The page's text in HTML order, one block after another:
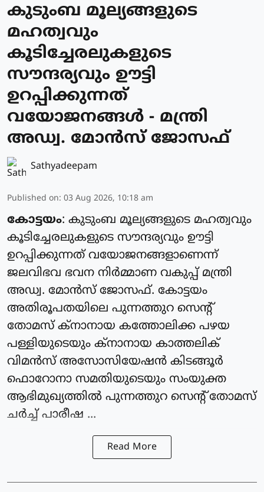
കുടുംബ മൂല്യങ്ങളുടെ
മഹത്വവും
കൂടിച്ചേരലുകളുടെ
സൗന്ദര്യവും ഊട്ടി
ഉറപ്പിക്കുന്നത്
വയോജനങ്ങള്‍ - മന്ത്രി
അഡ്വ. മോന്‍സ് ജോസഫ്
Sathyadeepam
Published on: 03 Aug 2026, 10:18 am
കോട്ടയം: കുടുംബ മൂല്യങ്ങളുടെ മഹത്വവും
കൂടിച്ചേരലുകളുടെ സൗന്ദര്യവും ഊട്ടി
ഉറപ്പിക്കുന്നത് വയോജനങ്ങളാണെന്ന്
ജലവിഭവ ഭവന നിര്‍മ്മാണ വകുപ്പ് മന്ത്രി
അഡ്വ. മോന്‍സ് ജോസഫ്. കോട്ടയം
അതിരൂപതയിലെ പുന്നത്തുറ സെന്റ്
തോമസ് ക്‌നാനായ കത്തോലിക്ക പഴയ
പള്ളിയുടെയും ക്‌നാനായ കാത്തലിക്
വിമന്‍സ് അസോസിയേഷന്‍ കിടങ്ങൂര്‍
ഫൊറോനാ സമതിയുടെയും സംയുക്ത
ആഭിമുഖ്യത്തില്‍ പുന്നത്തുറ സെന്റ് തോമസ്
ചര്‍ച്ച് പാരീഷ ...
Read More